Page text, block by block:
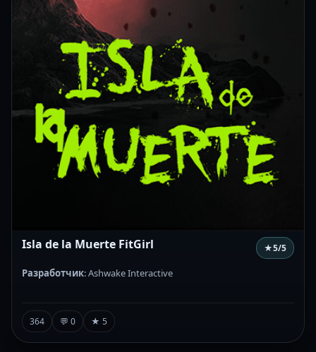
Isla de la Muerte FitGirl ★5/5
Разработчик: Ashwake Interactive
364 💬 0 ★ 5